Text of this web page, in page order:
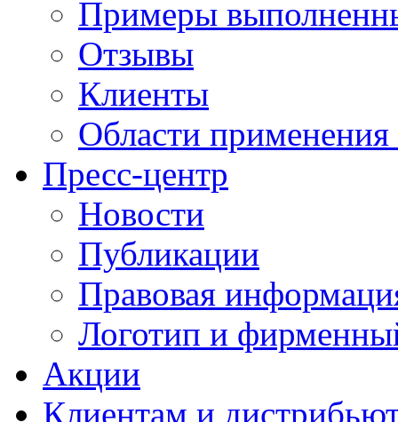
Примеры
Отзывы
Клиенты
Области
Пресс-центр
Новости
Публикации
Правовая
Логотип и
Акции
Клиентам и